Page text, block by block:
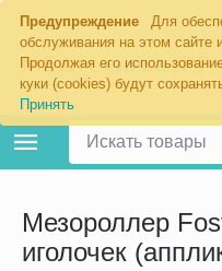
Предупреждение
Для
обслуживания на этом сайте
Продолжая его
куки (cookies) будут
Принять
Мезороллер
иголочек